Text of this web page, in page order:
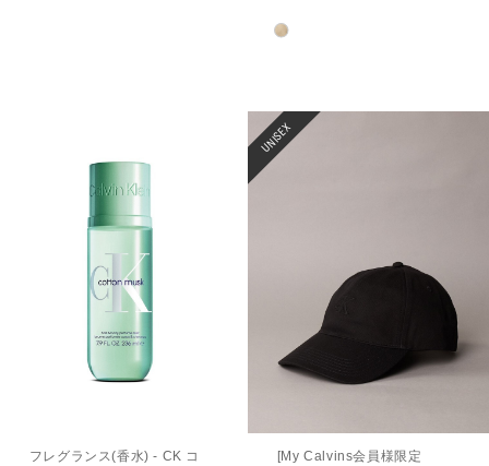
フレグランス(香水) - CK コ
UNISEX
[My Calvins会員様限定